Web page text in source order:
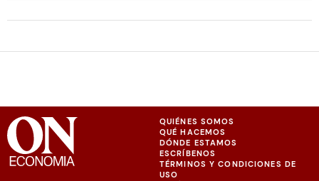
QUIÉNES SOMOS
QUÉ HACEMOS
DÓNDE ESTAMOS
ESCRÍBENOS
TÉRMINOS Y CONDICIONES DE
USO